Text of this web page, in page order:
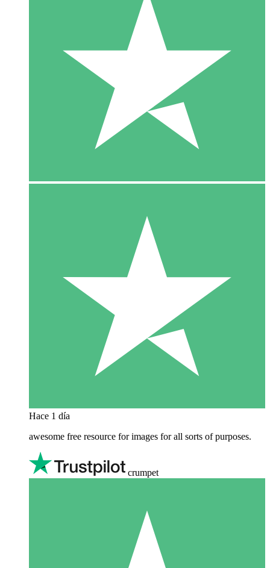
Hace 1 día
awesome free resource for images for all sorts of purposes.
crumpet